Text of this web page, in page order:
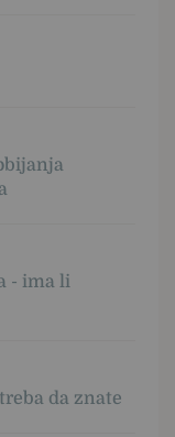
- ima li
da znate